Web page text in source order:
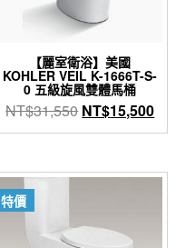
【麗室衛浴】美國
KOHLER VEIL K-1666T-S-
0 五級旋風雙體馬桶
NT$31,550 原
始
格：
NT$15,500目
前
格：
特價